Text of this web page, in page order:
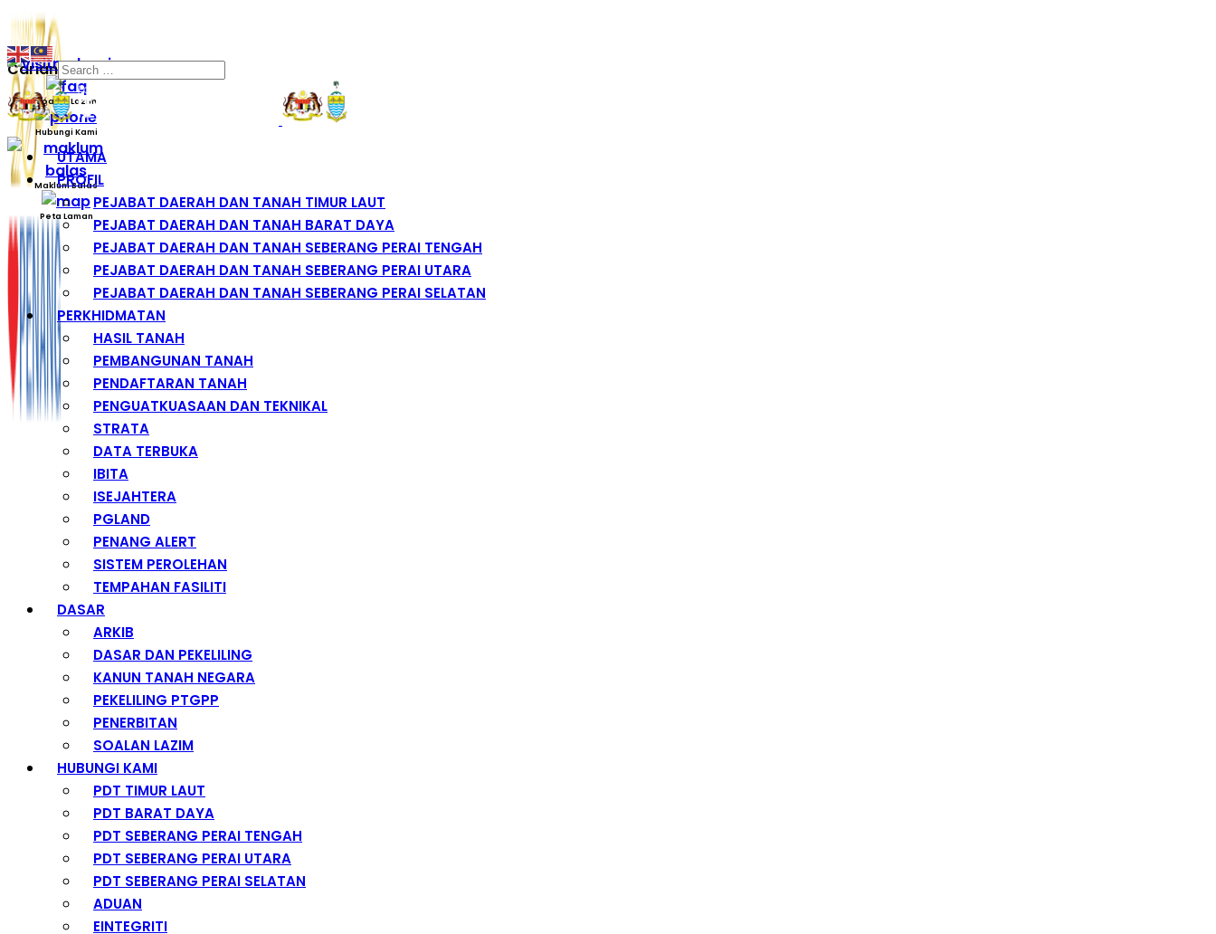
Carian
Soalan Lazim
Hubungi Kami
Maklum Balas
Peta Laman
UTAMA
PROFIL
PEJABAT DAERAH DAN TANAH TIMUR LAUT
PEJABAT DAERAH DAN TANAH BARAT DAYA
PEJABAT DAERAH DAN TANAH SEBERANG PERAI TENGAH
PEJABAT DAERAH DAN TANAH SEBERANG PERAI UTARA
PEJABAT DAERAH DAN TANAH SEBERANG PERAI SELATAN
PERKHIDMATAN
HASIL TANAH
PEMBANGUNAN TANAH
PENDAFTARAN TANAH
PENGUATKUASAAN DAN TEKNIKAL
STRATA
DATA TERBUKA
IBITA
ISEJAHTERA
PGLAND
PENANG ALERT
SISTEM PEROLEHAN
TEMPAHAN FASILITI
DASAR
ARKIB
DASAR DAN PEKELILING
KANUN TANAH NEGARA
PEKELILING PTGPP
PENERBITAN
SOALAN LAZIM
HUBUNGI KAMI
PDT TIMUR LAUT
PDT BARAT DAYA
PDT SEBERANG PERAI TENGAH
PDT SEBERANG PERAI UTARA
PDT SEBERANG PERAI SELATAN
ADUAN
EINTEGRITI